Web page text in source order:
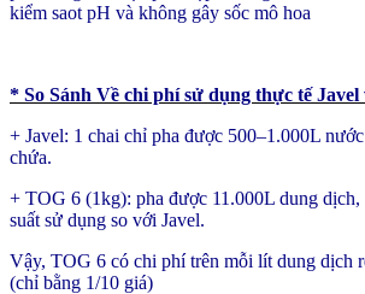
kiểm saot pH và không gây sốc mô hoa
* So Sánh Về chi phí sử dụng thực tế
+ Javel: 1 chai chỉ pha được 500–1.000L
chứa.
+ TOG 6 (1kg): pha được 11.000L dung dịch,
suất sử dụng so với Javel.
Vậy, TOG 6 có chi phí trên mỗi lít dung dịch
(chỉ bằng 1/10 giá)